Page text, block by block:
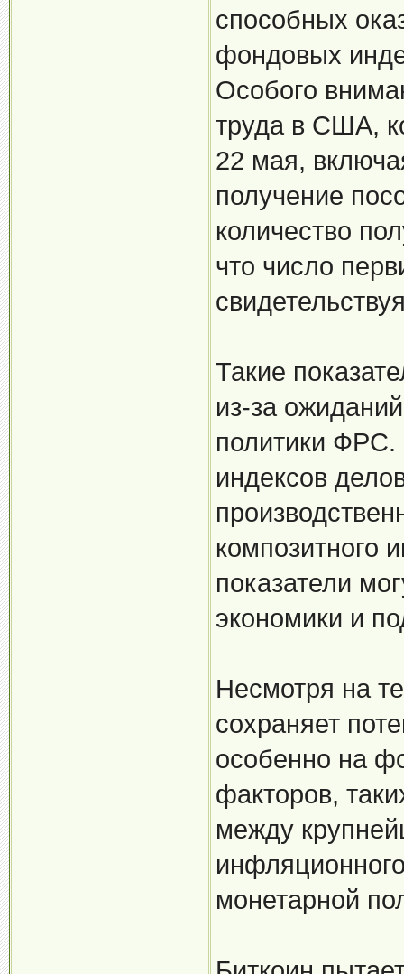
способных
фондовых
Особого
труда в США,
22 мая,
получение
количество
что число
Такие
из-за
политики ФРС.
индексов
композитного
показатели
экономики и
Несмотря на
сохраняет
особенно на
факторов,
между
монетарной